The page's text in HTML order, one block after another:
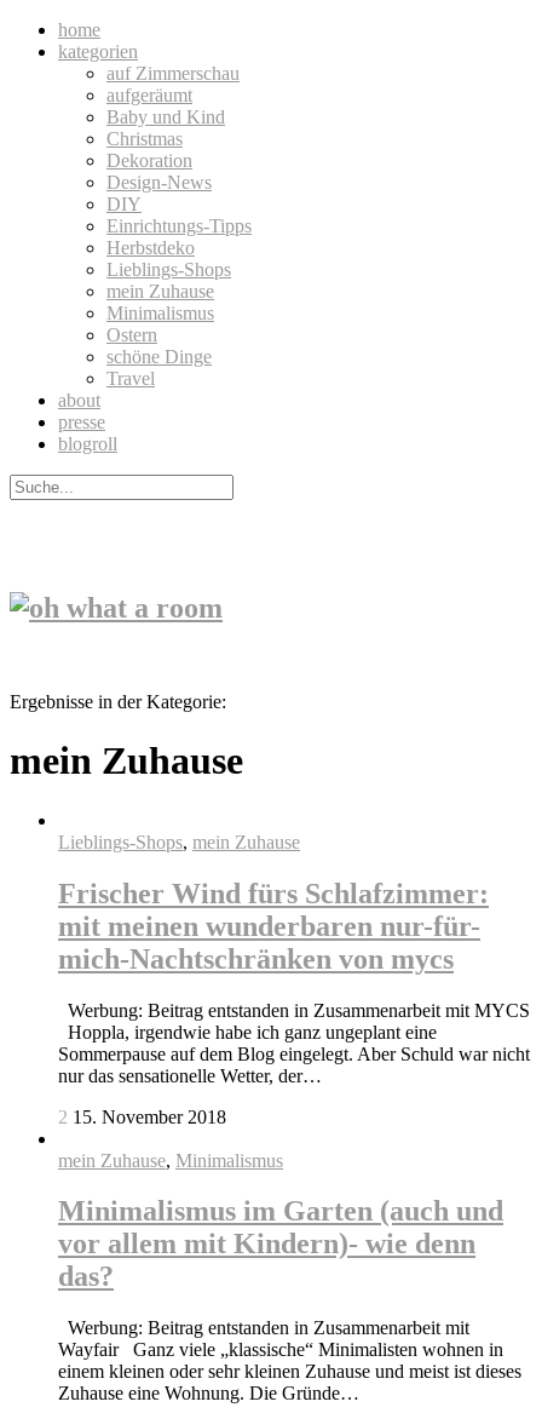
home
kategorien
auf Zimmerschau
aufgeräumt
Baby und Kind
Christmas
Dekoration
Design-News
DIY
Einrichtungs-Tipps
Herbstdeko
Lieblings-Shops
mein Zuhause
Minimalismus
Ostern
schöne Dinge
Travel
about
presse
blogroll
Ergebnisse in der Kategorie:
mein Zuhause
Lieblings-Shops, mein Zuhause
Frischer Wind fürs Schlafzimmer:
mit meinen wunderbaren nur-für-
mich-Nachtschränken von mycs
Werbung: Beitrag entstanden in Zusammenarbeit mit MYCS
Hoppla, irgendwie habe ich ganz ungeplant eine
Sommerpause auf dem Blog eingelegt. Aber Schuld war nicht
nur das sensationelle Wetter, der…
2 15. November 2018
mein Zuhause, Minimalismus
Minimalismus im Garten (auch und
vor allem mit Kindern)- wie denn
das?
Werbung: Beitrag entstanden in Zusammenarbeit mit
Wayfair Ganz viele „klassische“ Minimalisten wohnen in
einem kleinen oder sehr kleinen Zuhause und meist ist dieses
Zuhause eine Wohnung. Die Gründe…